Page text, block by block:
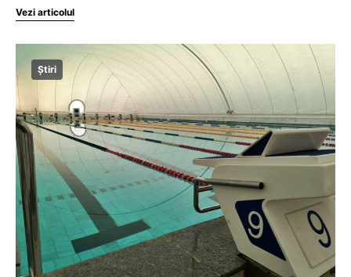
Vezi articolul
Știri